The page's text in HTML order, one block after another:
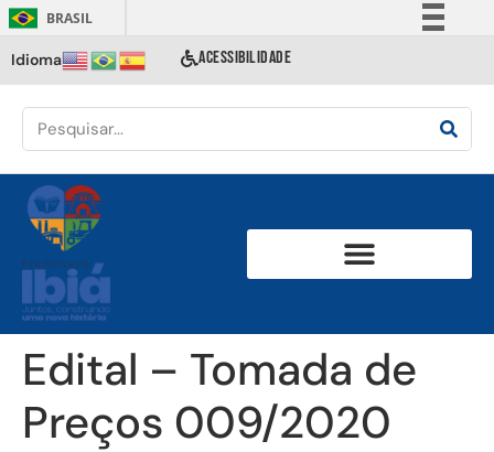
BRASIL
Comunica BR
Acesso à informação
Idioma ACESSIBILIDADE
Edital – Tomada de
Preços 009/2020